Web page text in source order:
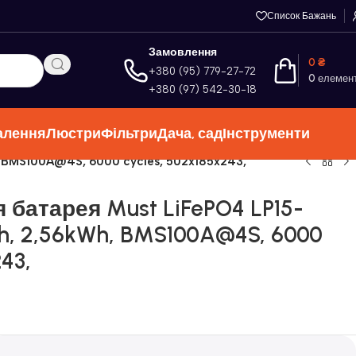
Список Бажань
Замовлення
+380 (95) 779-27-72
+380 (97) 542-30-18
0
0 ₴
ЛюстриФільтриДача, садІнструменти
6000 cycles, 502x185x243,
Must LiFePO4 LP15-
2,56kWh, BMS100A@4S, 6000